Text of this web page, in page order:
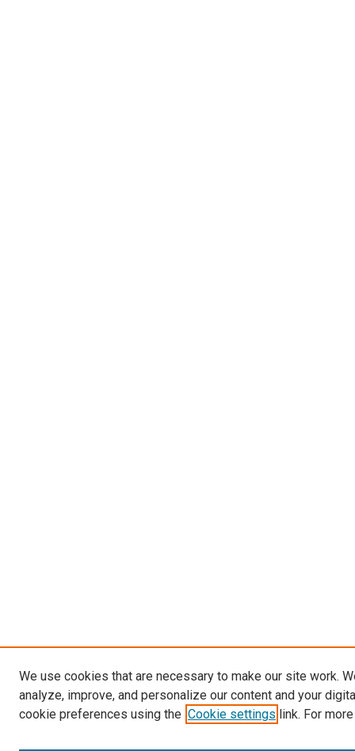
We use cookies that are necessary to make our site work.
analyze, improve, and personalize our content and your
cookie preferences using the Cookie settings link. For